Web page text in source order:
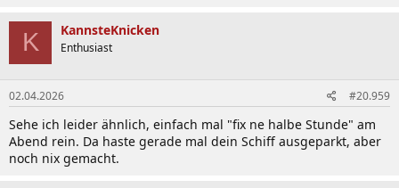
k
t
i
o
n
e
n
:
K KannsteKnicken
Enthusiast
02.04.2026 #20.959
Sehe ich leider ähnlich, einfach mal "fix ne halbe Stunde" am
Abend rein. Da haste gerade mal dein Schiff ausgeparkt, aber
noch nix gemacht.